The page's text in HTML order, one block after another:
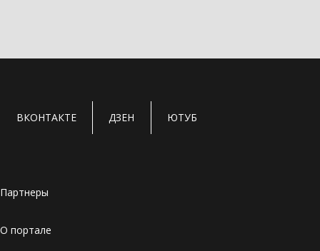
ВКОНТАКТЕ ДЗЕН ЮТУБ
Партнеры
О портале